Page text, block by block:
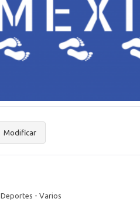
Modificar
Deportes - Varios